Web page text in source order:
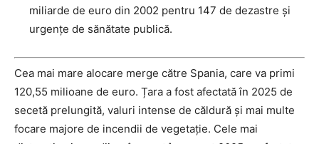
miliarde de euro din 2002 pentru 147 de dezastre și
urgențe de sănătate publică.
Cea mai mare alocare merge către Spania, care va primi
120,55 milioane de euro. Țara a fost afectată în 2025 de
secetă prelungită, valuri intense de căldură și mai multe
focare majore de incendii de vegetație. Cele mai